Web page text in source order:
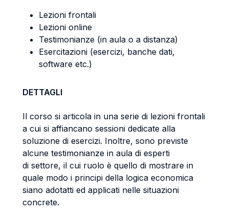
Lezioni frontali
Lezioni online
Testimonianze (in aula o a distanza)
Esercitazioni (esercizi, banche dati,
software etc.)
DETTAGLI
Il corso si articola in una serie di lezioni frontali
a cui si affiancano sessioni dedicate alla
soluzione di esercizi. Inoltre, sono previste
alcune testimonianze in aula di esperti
di settore, il cui ruolo è quello di mostrare in
quale modo i principi della logica economica
siano adotatti ed applicati nelle situazioni
concrete.